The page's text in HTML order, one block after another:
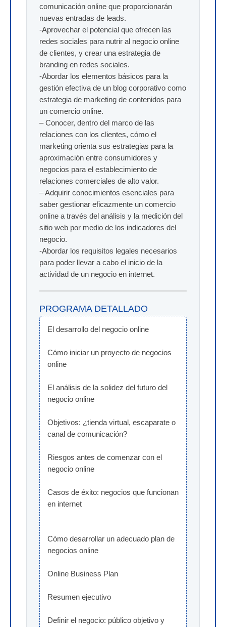
comunicación online que proporcionarán
nuevas entradas de leads.
-Aprovechar el potencial que ofrecen las
redes sociales para nutrir al negocio online
de clientes, y crear una estrategia de
branding en redes sociales.
-Abordar los elementos básicos para la
gestión efectiva de un blog corporativo como
estrategia de marketing de contenidos para
un comercio online.
– Conocer, dentro del marco de las
relaciones con los clientes, cómo el
marketing orienta sus estrategias para la
aproximación entre consumidores y
negocios para el establecimiento de
relaciones comerciales de alto valor.
– Adquirir conocimientos esenciales para
saber gestionar eficazmente un comercio
online a través del análisis y la medición del
sitio web por medio de los indicadores del
negocio.
-Abordar los requisitos legales necesarios
para poder llevar a cabo el inicio de la
actividad de un negocio en internet.
PROGRAMA DETALLADO
El desarrollo del negocio online
Cómo iniciar un proyecto de negocios
online
El análisis de la solidez del futuro del
negocio online
Objetivos: ¿tienda virtual, escaparate o
canal de comunicación?
Riesgos antes de comenzar con el
negocio online
Casos de éxito: negocios que funcionan
en internet
Cómo desarrollar un adecuado plan de
negocios online
Online Business Plan
Resumen ejecutivo
Definir el negocio: público objetivo y